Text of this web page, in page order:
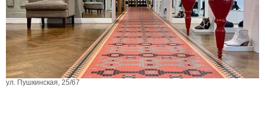
ул. Пушкинская, 25/67